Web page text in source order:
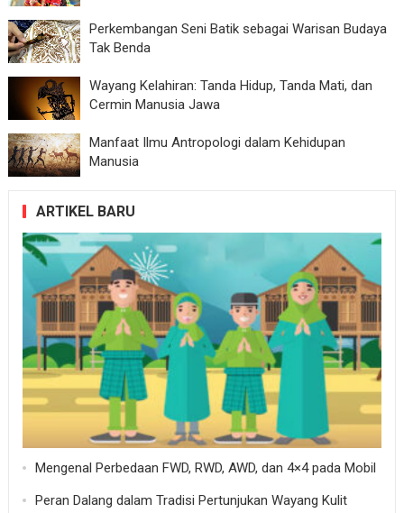
Perkembangan Seni Batik sebagai Warisan Budaya
Tak Benda
Wayang Kelahiran: Tanda Hidup, Tanda Mati, dan
Cermin Manusia Jawa
Manfaat Ilmu Antropologi dalam Kehidupan
Manusia
ARTIKEL BARU
Mengenal Perbedaan FWD, RWD, AWD, dan 4×4 pada Mobil
Peran Dalang dalam Tradisi Pertunjukan Wayang Kulit